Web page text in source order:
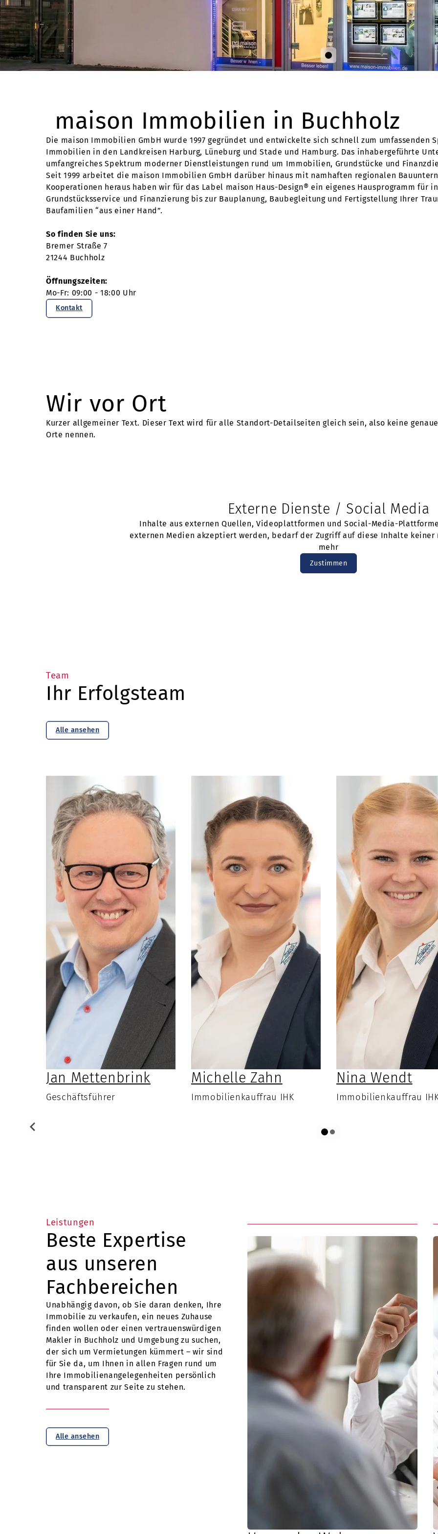
maison Immobilien in Buchholz
Die maison Immobilien GmbH wurde 1997 gegründet und entwickelte sich schnell zum umfassenden
Immobilien in den Landkreisen Harburg, Lüneburg und Stade und Hamburg. Das inhabergeführte
umfangreiches Spektrum moderner Dienstleistungen rund um Immobilien, Grundstücke und
Seit 1999 arbeitet die maison Immobilien GmbH darüber hinaus mit namhaften regionalen
Kooperationen heraus haben wir für das Label maison Haus-Design® ein eigenes Hausprogramm für
Grundstücksservice und Finanzierung bis zur Bauplanung, Baubegleitung und Fertigstellung Ihrer
Baufamilien “aus einer Hand”.
So finden Sie uns:
Bremer Straße 7
21244 Buchholz
Öffnungszeiten:
Mo-Fr: 09:00 - 18:00 Uhr
Kontakt
Wir vor Ort
Kurzer allgemeiner Text. Dieser Text wird für alle Standort-Detailseiten gleich sein, also keine
Orte nennen.
Externe Dienste / Social Media
Inhalte aus externen Quellen, Videoplattformen und Social-Media-
externen Medien akzeptiert werden, bedarf der Zugriff auf diese Inhalte keiner
mehr
Zustimmen
Team
Ihr Erfolgsteam
Alle ansehen
Jan Mettenbrink
Geschäftsführer
Michelle Zahn
Immobilienkauffrau IHK
Nina Wendt
Immobilienkauffrau
Leistungen
Beste Expertise
aus unseren
Fachbereichen
Unabhängig davon, ob Sie daran denken, Ihre
Immobilie zu verkaufen, ein neues Zuhause
finden wollen oder einen vertrauenswürdigen
Makler in Buchholz und Umgebung zu suchen,
der sich um Vermietungen kümmert – wir sind
für Sie da, um Ihnen in allen Fragen rund um
Ihre Immobilienangelegenheiten persönlich
und transparent zur Seite zu stehen.
Alle ansehen